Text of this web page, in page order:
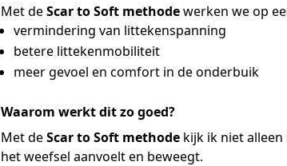
Met deScar to Soft methodewerken we op
vermindering van littekenspanning
betere littekenmobiliteit
meer gevoel en comfort in de onderbuik
Waarom werkt dit zo goed?
Met deScar to Soft methode kijk ik niet
het weefsel aanvoelt en beweegt.